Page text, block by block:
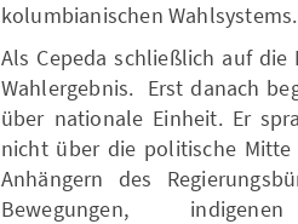
kolumbianischen Wahlsystems.
Als Cepeda schließlich auf
Wahlergebnis. Erst danach
über nationale Einheit. Er
nicht über die politische
Anhängern des
Bewegungen,